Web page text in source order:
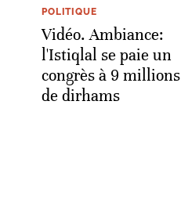
POLITIQUE
Vidéo. Ambiance:
l'Istiqlal se paie un
congrès à 9 millions
de dirhams